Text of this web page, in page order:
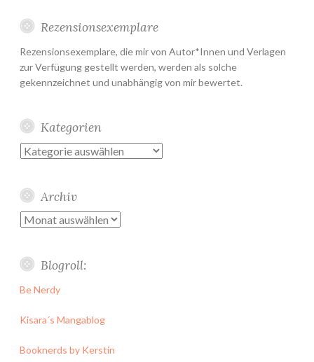
Rezensionsexemplare
Rezensionsexemplare, die mir von Autor*Innen und Verlagen
zur Verfügung gestellt werden, werden als solche
gekennzeichnet und unabhängig von mir bewertet.
Kategorien
Kategorien
Archiv
Archiv
Blogroll:
Be Nerdy
Kisara´s Mangablog
Booknerds by Kerstin